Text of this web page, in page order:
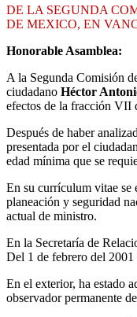
DE LA SEGUNDA
DE MEXICO, EN
Honorable Asamblea:
A la Segunda Comisión
ciudadano Héctor
efectos de la fracción VII
Después de haber
presentada por el
edad mínima que se
En su currículum vitae se
planeación y seguridad
actual de ministro.
En la Secretaría de
Del 1 de febrero del
En el exterior, ha estado
observador permanente